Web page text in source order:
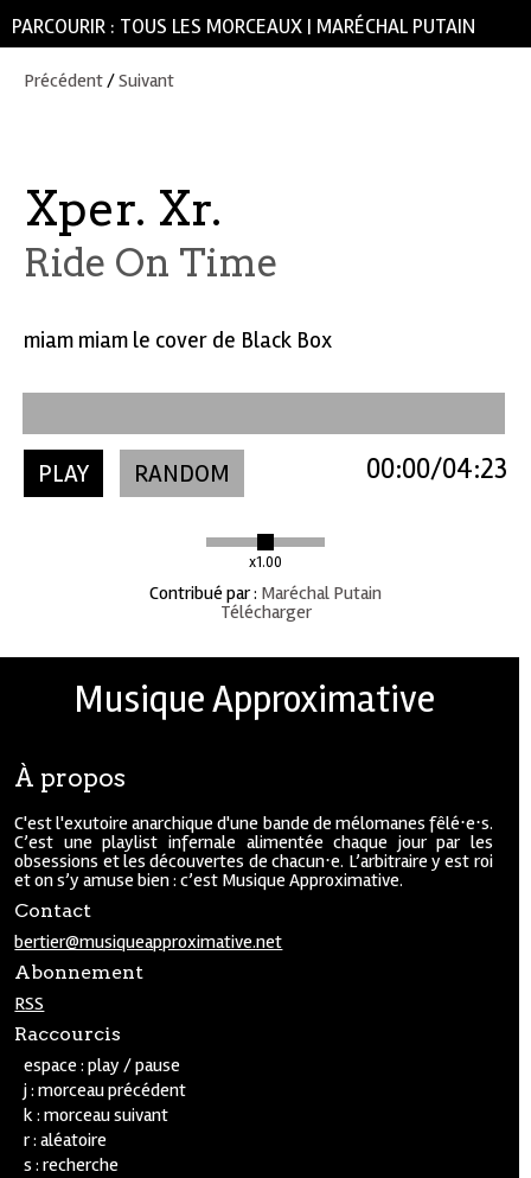
PARCOURIR : TOUS LES MORCEAUX | MARÉCHAL PUTAIN
Précédent/Suivant
Xper. Xr.
Ride On Time
miam miam le cover de Black Box
PLAY RANDOM
x1.00
04:23
00:00
Contribué par: Maréchal Putain
Télécharger
Musique Approximative
À propos
C'est l'exutoire anarchique d'une bande de mélomanes fêlé⋅e⋅s.
C’est une playlist infernale alimentée chaque jour par les
obsessions et les découvertes de chacun⋅e. L’arbitraire y est roi
et on s’y amuse bien : c’est Musique Approximative.
Contact
bertier@musiqueapproximative.net
Abonnement
RSS
Raccourcis
espace : play / pause
j : morceau précédent
k : morceau suivant
r : aléatoire
s : recherche